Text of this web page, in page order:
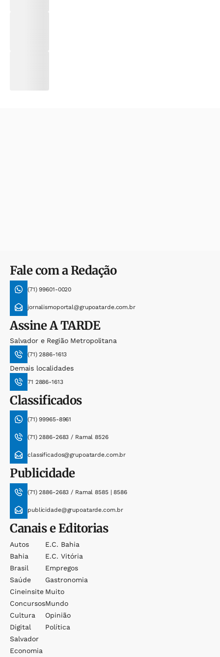
Fale com a Redação
(71) 99601-0020
jornalismoportal@grupoatarde.com.br
AssineA TARDE
Salvador e Região Metropolitana
(71) 2886-1613
Demais localidades
71 2886-1613
Classificados
(71) 99965-8961
(71) 2886-2683 / Ramal 8526
classificados@grupoatarde.com.br
Publicidade
(71) 2886-2683 / Ramal 8585 | 8586
publicidade@grupoatarde.com.br
Canais e Editorias
Autos
Bahia
Brasil
Saúde
Cineinsite
Concursos
Cultura
Digital
Salvador
Economia
E.c. Bahia
E.c. Vitória
Empregos
Gastronomia
Muito
Mundo
Opinião
Política